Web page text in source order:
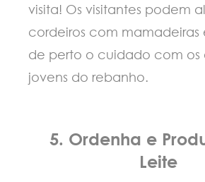
visita! Os visitantes podem
cordeiros com mamadeiras
de perto o cuidado com os
jovens do rebanho.
5. Ordenha e
Leite